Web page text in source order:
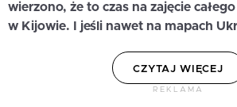
wierzono, że to czas na zajęcie
w Kijowie. I jeśli nawet na mapach
CZYTAJ WIĘCEJ
REKLAMA